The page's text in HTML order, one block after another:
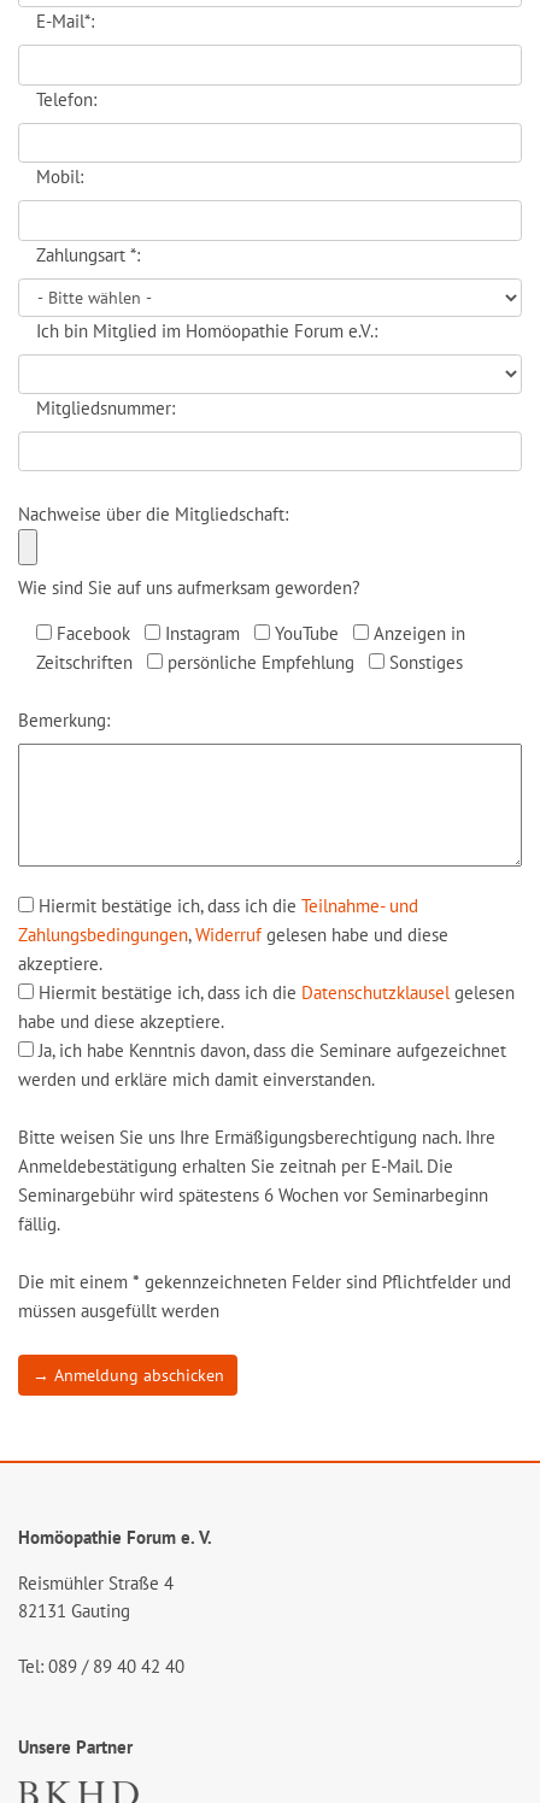
E-Mail*:
Telefon:
Mobil:
Zahlungsart *:
Ich bin Mitglied im Homöopathie Forum e.V.:
Mitgliedsnummer:
Nachweise über die Mitgliedschaft:
Wie sind Sie auf uns aufmerksam geworden?
Facebook
Instagram YouTube
Anzeigen in
Zeitschriften
persönliche Empfehlung Sonstiges
Bemerkung:
Hiermit bestätige ich, dass ich die Teilnahme- und
Zahlungsbedingungen,Widerrufgelesen habe und diese
akzeptiere.
Hiermit bestätige ich, dass ich die Datenschutzklauselgelesen
habe und diese akzeptiere.
Ja, ich habe Kenntnis davon, dass die Seminare aufgezeichnet
werden und erkläre mich damit einverstanden.
Bitte weisen Sie uns Ihre Ermäßigungsberechtigung nach. Ihre
Anmeldebestätigung erhalten Sie zeitnah per E-Mail. Die
Seminargebühr wird spätestens 6 Wochen vor Seminarbeginn
fällig.
Die mit einem * gekennzeichneten Felder sind Pflichtfelder und
müssen ausgefüllt werden
→ Anmeldung abschicken
Homöopathie Forum e. V.
Reismühler Straße 4
82131 Gauting
Tel: 089 / 89 40 42 40
Unsere Partner